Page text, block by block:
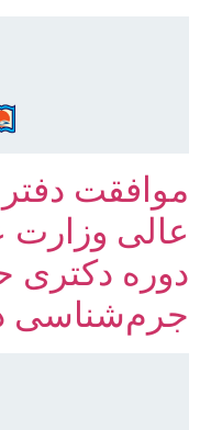
موافقت
عالی وزارت
دوره دکتری
جرم‌شناسی